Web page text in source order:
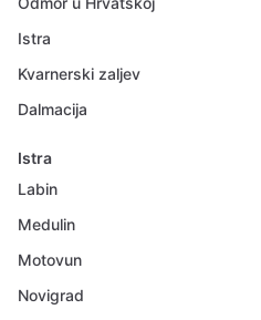
Istra
Kvarnerski zaljev
Dalmacija
Istra
Labin
Medulin
Motovun
Novigrad